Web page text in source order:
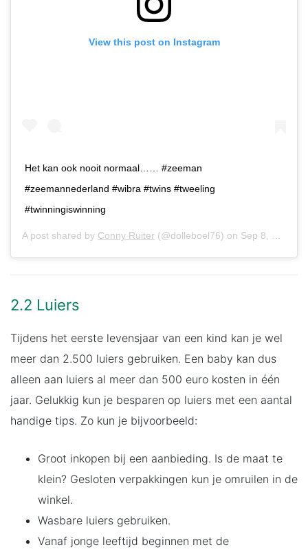
View this post on Instagram
Het kan ook nooit normaal…… #zeeman
#zeemannederland #wibra #twins #tweeling
#twinningiswinning
A post shared by Conny Ruiter (@dolleboel76) on Sep 8, 2019 at 11:24pm PDT
2.2 Luiers
Tijdens het eerste levensjaar van een kind kan je wel
meer dan 2.500 luiers gebruiken. Een baby kan dus
alleen aan luiers al meer dan 500 euro kosten in één
jaar. Gelukkig kun je besparen op luiers met een aantal
handige tips. Zo kun je bijvoorbeeld:
Groot inkopen bij een aanbieding. Is de maat te
klein? Gesloten verpakkingen kun je omruilen in de
winkel.
Wasbare luiers gebruiken.
Vanaf jonge leeftijd beginnen met de